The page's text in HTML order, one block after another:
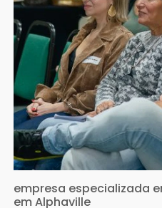
empresa especializada
em Alphaville